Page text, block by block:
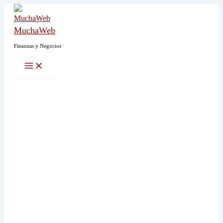
contenido
MuchaWeb
Finanzas y Negocios